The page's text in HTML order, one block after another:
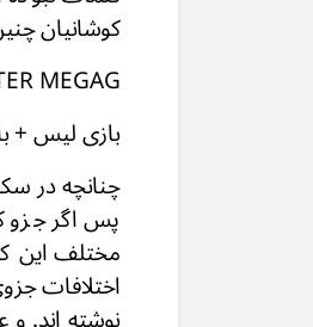
کوشانیان
MEGAG
بازی لیس +
پس اگر جزو
مختلف این